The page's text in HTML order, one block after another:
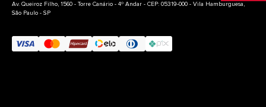
Av. Queiroz Filho, 1560 - Torre Canário - 4º Andar - CEP: 05319-000 - Vila Hamburguesa,
São Paulo - SP